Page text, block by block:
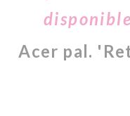
Acer pal.